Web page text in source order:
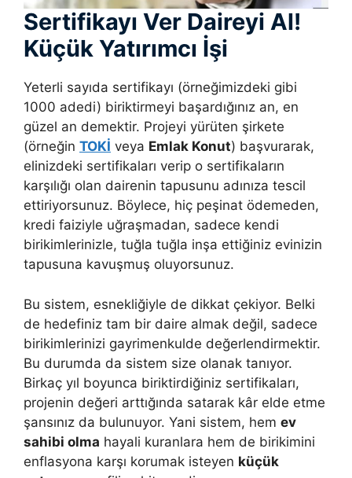
Sertifikayı Ver Daireyi Al!
Küçük Yatırımcı İşi
Yeterli sayıda sertifikayı (örneğimizdeki gibi
1000 adedi) biriktirmeyi başardığınız an, en
güzel an demektir. Projeyi yürüten şirkete
(örneğin TOKİ veya Emlak Konut) başvurarak,
elinizdeki sertifikaları verip o sertifikaların
karşılığı olan dairenin tapusunu adınıza tescil
ettiriyorsunuz. Böylece, hiç peşinat ödemeden,
kredi faiziyle uğraşmadan, sadece kendi
birikimlerinizle, tuğla tuğla inşa ettiğiniz evinizin
tapusuna kavuşmuş oluyorsunuz.
Bu sistem, esnekliğiyle de dikkat çekiyor. Belki
de hedefiniz tam bir daire almak değil, sadece
birikimlerinizi gayrimenkulde değerlendirmektir.
Bu durumda da sistem size olanak tanıyor.
Birkaç yıl boyunca biriktirdiğiniz sertifikaları,
projenin değeri arttığında satarak kâr elde etme
şansınız da bulunuyor. Yani sistem, hem ev
sahibi olma hayali kuranlara hem de birikimini
enflasyona karşı korumak isteyen küçük